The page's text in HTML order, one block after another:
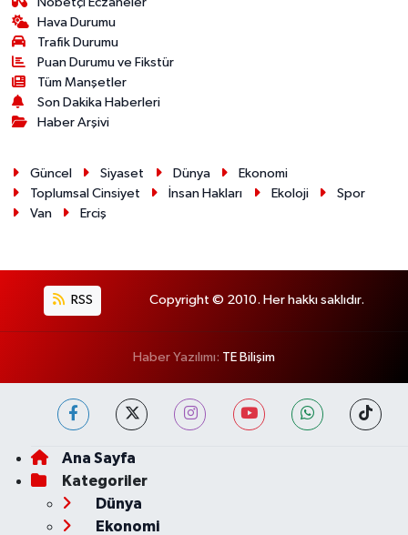
Hava Durumu
Trafik Durumu
Puan Durumu ve Fikstür
Tüm Manşetler
Son Dakika Haberleri
Haber Arşivi
Güncel Siyaset Dünya
Ekonomi
Toplumsal Cinsiyet
İnsan Hakları Ekoloji
Spor
Van
Erciş
RSS Copyright © 2010. Her hakkı saklıdır.
Haber Yazılımı: TE Bilişim
Ana Sayfa
Kategoriler
Dünya
Ekonomi